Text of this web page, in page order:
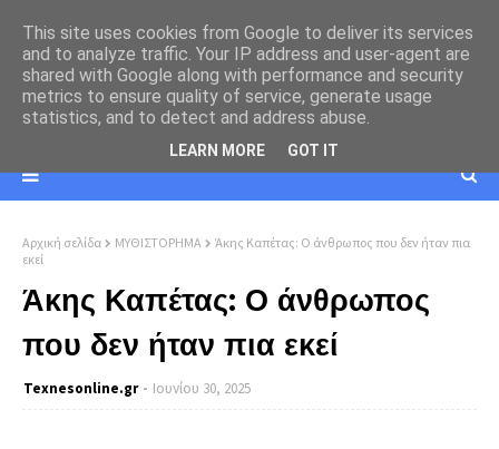
Αρχική σελίδα ΜΥΘΙΣΤΟΡΗΜΑ
Άκης Καπέτας: Ο άνθρωπος που δεν ήταν πια
εκεί
Άκης Καπέτας: Ο άνθρωπος
που δεν ήταν πια εκεί
Texnesοnline.gr Ιουνίου 30, 2025
This site uses cookies from Google to deliver its services
and to analyze traffic. Your IP address and user-agent are
shared with Google along with performance and security
metrics to ensure quality of service, generate usage
statistics, and to detect and address abuse.
LEARN MORE GOT IT